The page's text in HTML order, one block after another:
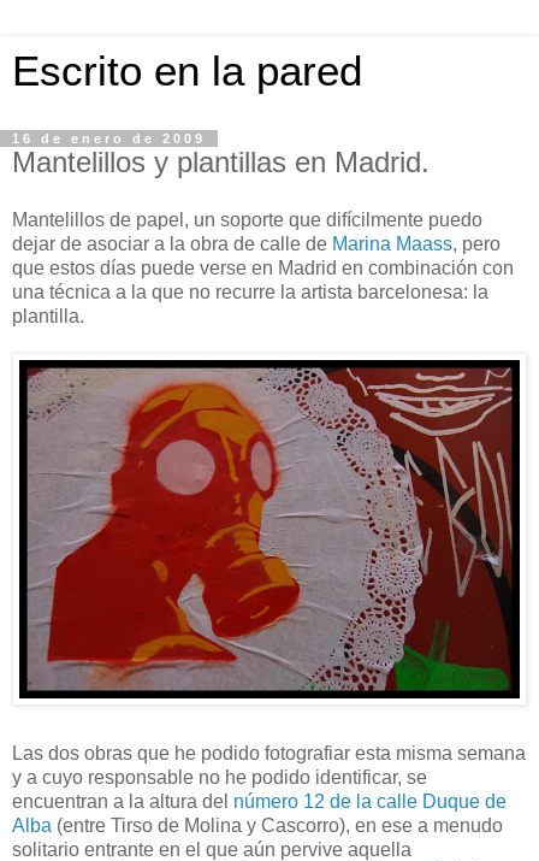
Escrito en la pared
16 de enero de 2009
Mantelillos y plantillas en Madrid.
Mantelillos de papel, un soporte que difícilmente puedo
dejar de asociar a la obra de calle de Marina Maass, pero
que estos días puede verse en Madrid en combinación con
una técnica a la que no recurre la artista barcelonesa: la
plantilla.
Las dos obras que he podido fotografiar esta misma semana
y a cuyo responsable no he podido identificar, se
encuentran a la altura del número 12 de la calle Duque de
Alba (entre Tirso de Molina y Cascorro), en ese a menudo
solitario entrante en el que aún pervive aquella